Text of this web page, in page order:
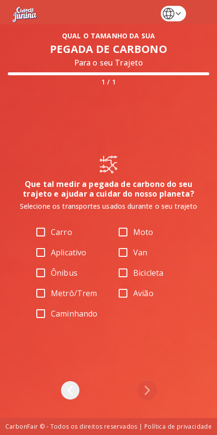
QUAL O TAMANHO DA SUA
PEGADA DE CARBONO
Para o seu Trajeto
1 / 1
Que tal medir a pegada de carbono do seu
trajeto e ajudar a cuidar do nosso planeta?
Selecione os transportes usados durante o seu trajeto
Carro
Moto
Aplicativo
Van
Ônibus
Bicicleta
Metrô/Trem
Avião
Caminhando
Voltar Avançar
CarbonFair © - Todos os direitos reservados | Política de privacidade